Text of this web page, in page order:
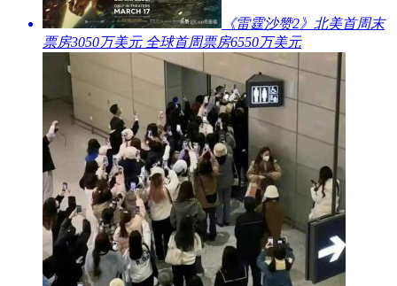
​《雷霆沙赞2》北美首周末
票房3050万美元 全球首周票房6550万美元